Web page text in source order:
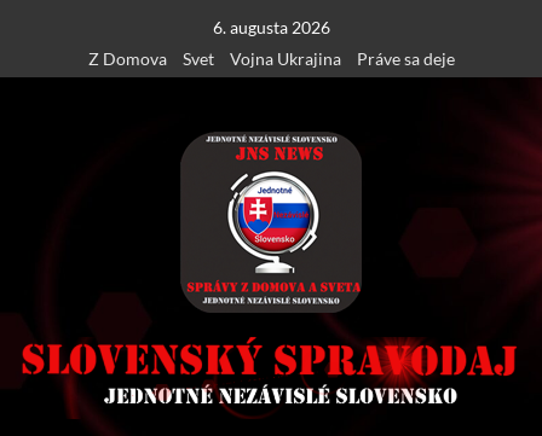
content
6. augusta 2026
Z Domova
Svet Vojna Ukrajina Práve sa deje